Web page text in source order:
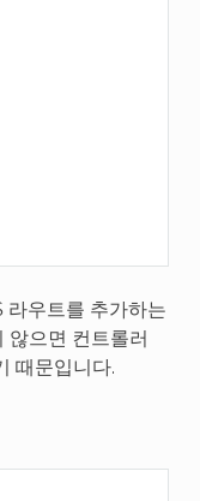
라우트를 추가하는
않으면 컨트롤러
때문입니다.